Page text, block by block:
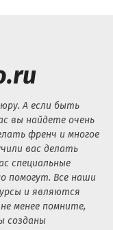
А если быть
вы найдете очень
френч и многое
вас делать
специальные
помогут. Все наши
и являются
менее помните,
созданы